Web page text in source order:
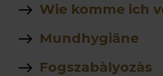
Wie komme ich
Mundhygiäne
Fogszabàlyozàs